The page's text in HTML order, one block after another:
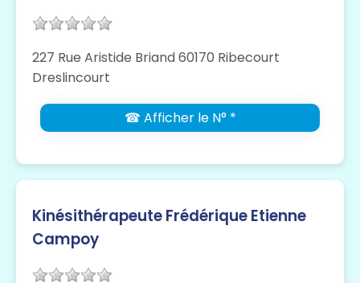
227 Rue Aristide Briand 60170 Ribecourt
Dreslincourt
☎ Afficher le N° *
Kinésithérapeute Frédérique Etienne
Campoy